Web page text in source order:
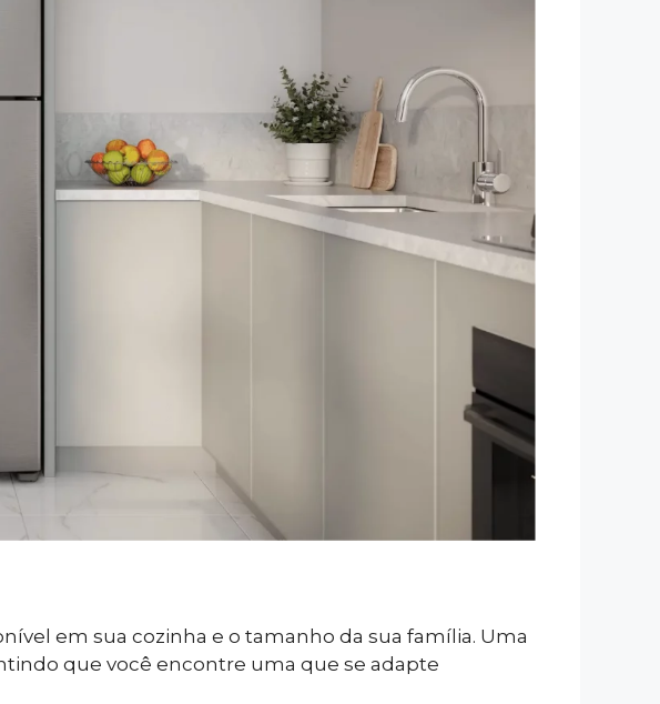
em sua cozinha e o tamanho da sua família. Uma
que você encontre uma que se adapte